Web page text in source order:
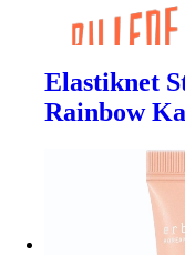
Elastiknet
Rainbow